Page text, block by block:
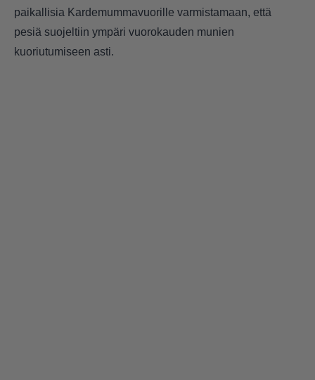
paikallisia Kardemummavuorille varmistamaan, että
pesiä suojeltiin ympäri vuorokauden munien
kuoriutumiseen asti.